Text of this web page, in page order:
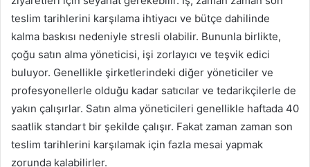
teslim tarihlerini karşılama ihtiyacı ve bütçe dahilinde
kalma baskısı nedeniyle stresli olabilir. Bununla birlikte,
çoğu satın alma yöneticisi, işi zorlayıcı ve teşvik edici
buluyor. Genellikle şirketlerindeki diğer yöneticiler ve
profesyonellerle olduğu kadar satıcılar ve tedarikçilerle de
yakın çalışırlar. Satın alma yöneticileri genellikle haftada 40
saatlik standart bir şekilde çalışır. Fakat zaman zaman son
teslim tarihlerini karşılamak için fazla mesai yapmak
zorunda kalabilirler.